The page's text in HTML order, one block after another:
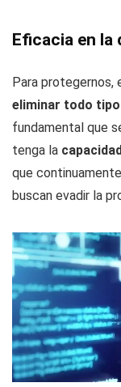
Eficacia en la
Para protegernos,
eliminar todo
fundamental que
tenga la
que
buscan evadir la